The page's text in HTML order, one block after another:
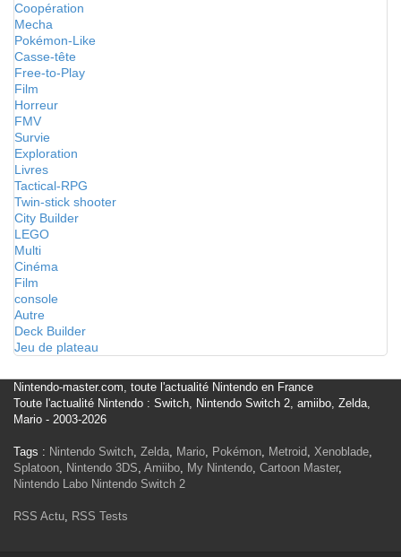
Coopération
Mecha
Pokémon-Like
Casse-tête
Free-to-Play
Film
Horreur
FMV
Survie
Exploration
Livres
Tactical-RPG
Twin-stick shooter
City Builder
LEGO
Multi
Cinéma
Film
console
Autre
Deck Builder
Jeu de plateau
Nintendo-master.com, toute l'actualité Nintendo en France
Toute l'actualité Nintendo : Switch, Nintendo Switch 2, amiibo, Zelda,
Mario - 2003-2026
Tags : Nintendo Switch, Zelda, Mario, Pokémon, Metroid, Xenoblade,
Splatoon, Nintendo 3DS, Amiibo, My Nintendo, Cartoon Master,
Nintendo Labo Nintendo Switch 2
RSS Actu, RSS Tests